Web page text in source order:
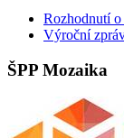
Rozhodnutí
Výroční
ŠPP Mozaika